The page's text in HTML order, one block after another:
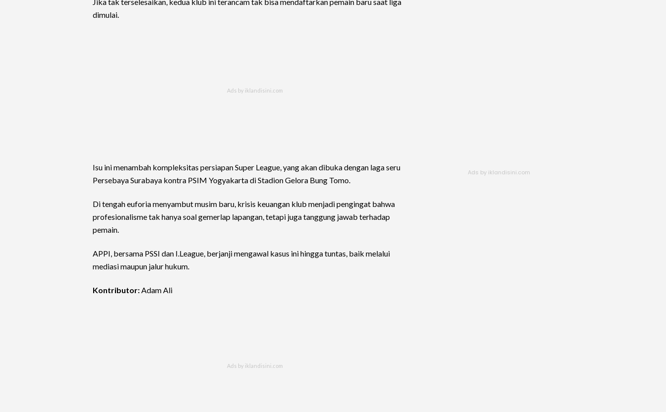
dimulai.
Isu ini menambah kompleksitas persiapan Super League, yang akan dibuka dengan laga seru
Persebaya Surabaya kontra PSIM Yogyakarta di Stadion Gelora Bung Tomo.
Di tengah euforia menyambut musim baru, krisis keuangan klub menjadi pengingat bahwa
profesionalisme tak hanya soal gemerlap lapangan, tetapi juga tanggung jawab terhadap
pemain.
APPI, bersama PSSI dan I.League, berjanji mengawal kasus ini hingga tuntas, baik melalui
mediasi maupun jalur hukum.
Kontributor:Adam Ali